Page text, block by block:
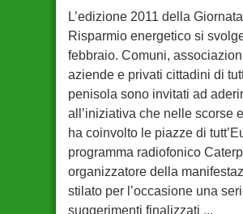
L’edizione 2011 della
Risparmio energetico si
febbraio. Comuni,
aziende e privati cittadini di
penisola sono invitati ad
all’iniziativa che nelle scorse
ha coinvolto le piazze di
programma radiofonico
organizzatore della
stilato per l’occasione una
suggerimenti finalizzati ...